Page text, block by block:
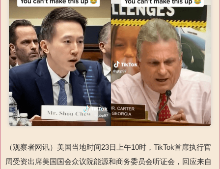
（观察者网讯）美国当地时间23日上午10时，TikTok首席执行官
周受资出席美国国会众议院能源和商务委员会听证会，回应来自